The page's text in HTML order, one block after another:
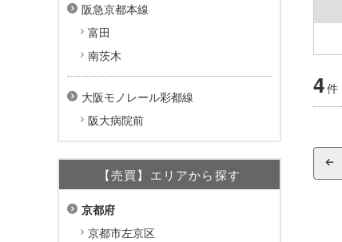
4件
阪急京都本線
富田
南茨木
大阪モノレール彩都線
阪大病院前
【売買】エリアから探す
京都府
京都市左京区